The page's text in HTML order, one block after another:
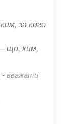
за кого
що, ким,
-вважати